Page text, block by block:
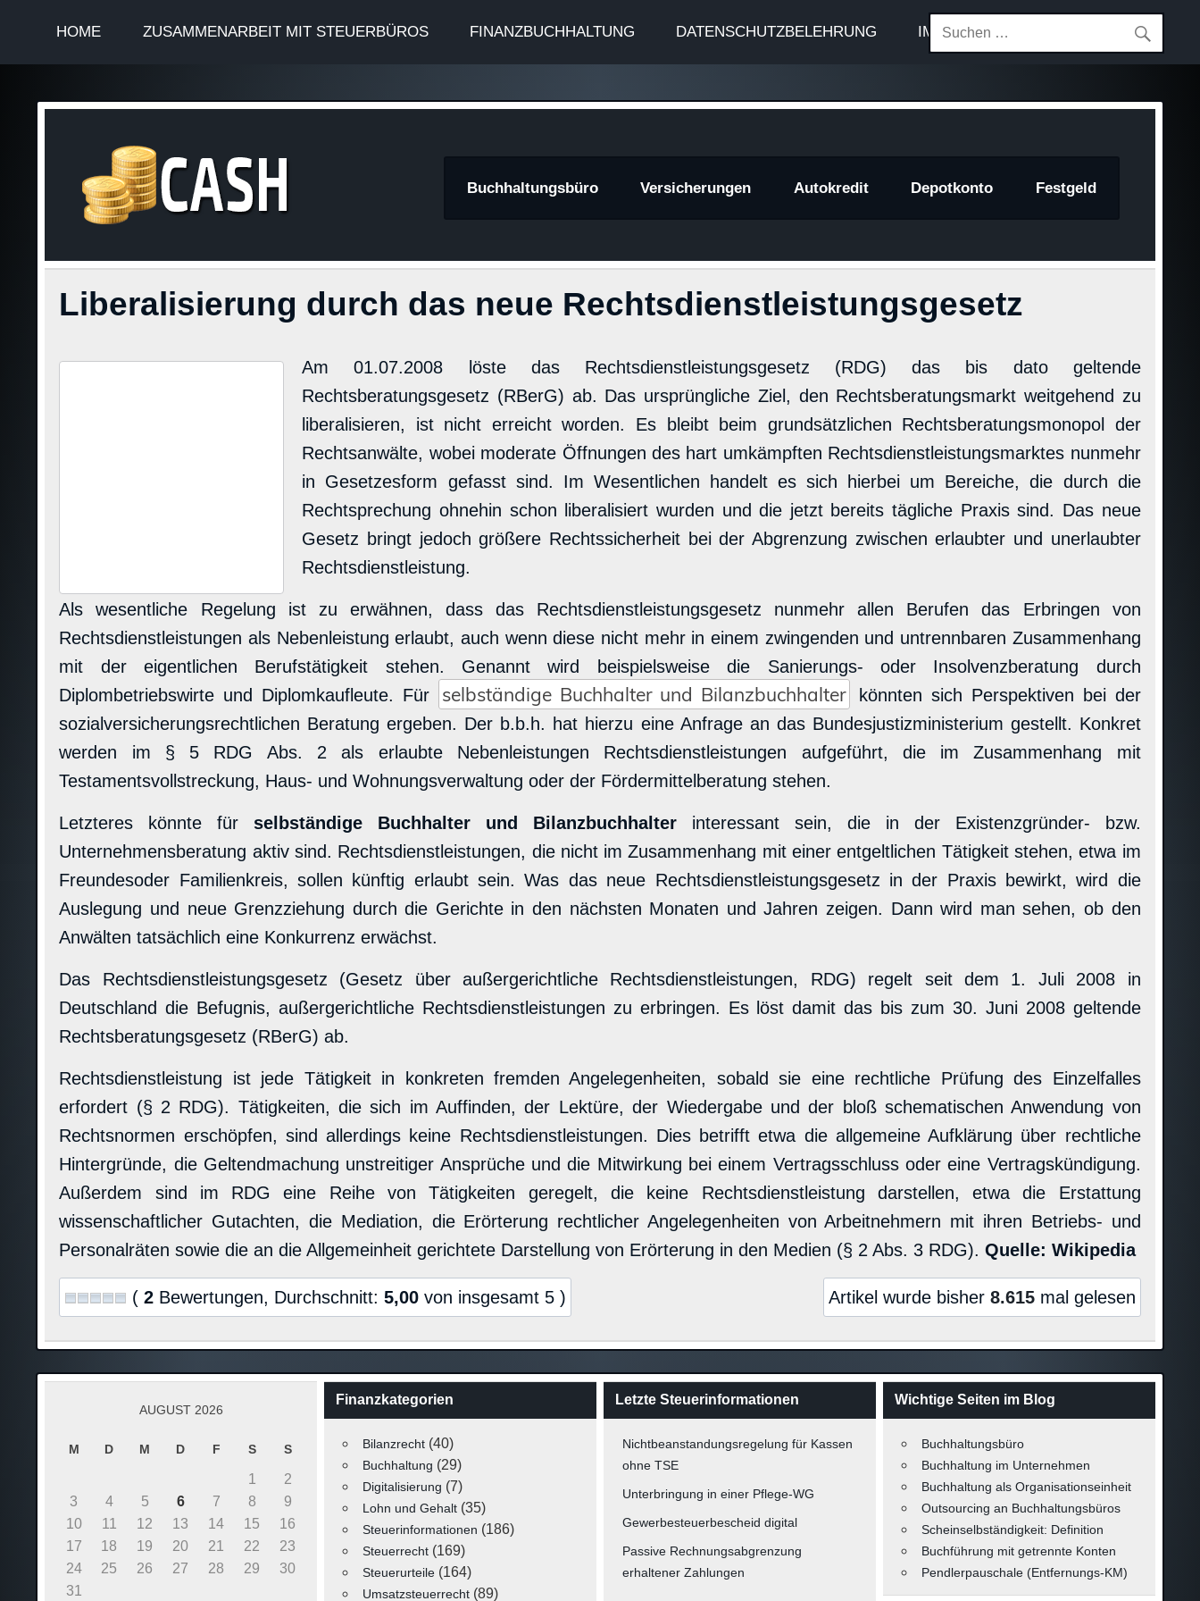
HOME ZUSAMMENARBEIT MIT STEUERBÜROS FINANZBUCHHALTUNG DATENSCHUTZBELEHRUNG IMPRESSUM
Buchhaltungsbüro Versicherungen Autokredit Depotkonto Festgeld
Liberalisierung durch das neue Rechtsdienstleistungsgesetz
Am 01.07.2008 löste das Rechtsdienstleistungsgesetz (RDG) das bis dato geltende
Rechtsberatungsgesetz (RBerG) ab. Das ursprüngliche Ziel, den Rechtsberatungsmarkt weitgehend zu
liberalisieren, ist nicht erreicht worden. Es bleibt beim grundsätzlichen Rechtsberatungsmonopol der
Rechtsanwälte, wobei moderate Öffnungen des hart umkämpften Rechtsdienstleistungsmarktes nunmehr
in Gesetzesform gefasst sind. Im Wesentlichen handelt es sich hierbei um Bereiche, die durch die
Rechtsprechung ohnehin schon liberalisiert wurden und die jetzt bereits tägliche Praxis sind. Das neue
Gesetz bringt jedoch größere Rechtssicherheit bei der Abgrenzung zwischen erlaubter und unerlaubter
Rechtsdienstleistung.
Als wesentliche Regelung ist zu erwähnen, dass das Rechtsdienstleistungsgesetz nunmehr allen Berufen das Erbringen von
Rechtsdienstleistungen als Nebenleistung erlaubt, auch wenn diese nicht mehr in einem zwingenden und untrennbaren Zusammenhang
mit der eigentlichen Berufstätigkeit stehen. Genannt wird beispielsweise die Sanierungs- oder Insolvenzberatung durch
Diplombetriebswirte und Diplomkaufleute. Für
selbständige Buchhalter und Bilanzbuchhalter
könnten sich Perspektiven bei der
sozialversicherungsrechtlichen Beratung ergeben. Der b.b.h. hat hierzu eine Anfrage an das Bundesjustizministerium gestellt. Konkret
werden im § 5 RDG Abs. 2 als erlaubte Nebenleistungen Rechtsdienstleistungen aufgeführt, die im Zusammenhang mit
Testamentsvollstreckung, Haus- und Wohnungsverwaltung oder der Fördermittelberatung stehen.
Letzteres könnte für selbständige Buchhalter und Bilanzbuchhalter interessant sein, die in der Existenzgründer- bzw.
Unternehmensberatung aktiv sind. Rechtsdienstleistungen, die nicht im Zusammenhang mit einer entgeltlichen Tätigkeit stehen, etwa im
Freundesoder Familienkreis, sollen künftig erlaubt sein. Was das neue Rechtsdienstleistungsgesetz in der Praxis bewirkt, wird die
Auslegung und neue Grenzziehung durch die Gerichte in den nächsten Monaten und Jahren zeigen. Dann wird man sehen, ob den
Anwälten tatsächlich eine Konkurrenz erwächst.
Das Rechtsdienstleistungsgesetz (Gesetz über außergerichtliche Rechtsdienstleistungen, RDG) regelt seit dem 1. Juli 2008 in
Deutschland die Befugnis, außergerichtliche Rechtsdienstleistungen zu erbringen. Es löst damit das bis zum 30. Juni 2008 geltende
Rechtsberatungsgesetz (RBerG) ab.
Rechtsdienstleistung ist jede Tätigkeit in konkreten fremden Angelegenheiten, sobald sie eine rechtliche Prüfung des Einzelfalles
erfordert (§ 2 RDG). Tätigkeiten, die sich im Auffinden, der Lektüre, der Wiedergabe und der bloß schematischen Anwendung von
Rechtsnormen erschöpfen, sind allerdings keine Rechtsdienstleistungen. Dies betrifft etwa die allgemeine Aufklärung über rechtliche
Hintergründe, die Geltendmachung unstreitiger Ansprüche und die Mitwirkung bei einem Vertragsschluss oder eine Vertragskündigung.
Außerdem sind im RDG eine Reihe von Tätigkeiten geregelt, die keine Rechtsdienstleistung darstellen, etwa die Erstattung
wissenschaftlicher Gutachten, die Mediation, die Erörterung rechtlicher Angelegenheiten von Arbeitnehmern mit ihren Betriebs- und
Personalräten sowie die an die Allgemeinheit gerichtete Darstellung von Erörterung in den Medien (§ 2 Abs. 3 RDG).Quelle: Wikipedia
(2 Bewertungen, Durchschnitt:5,00 von insgesamt 5 ) Artikel wurde bisher 8.615mal gelesen
AUGUST 2026
M D M D F S S
1
2
3
4 5 6 7 8
9
10
11 12 13 14 15
16
17
18 19 20 21 22
23
24
25 26 27 28 29
30
31
Finanzkategorien
Bilanzrecht(40)
Buchhaltung (29)
Digitalisierung (7)
Lohn und Gehalt(35)
Steuerinformationen (186)
Steuerrecht(169)
Steuerurteile(164)
Umsatzsteuerrecht(89)
Letzte Steuerinformationen
Nichtbeanstandungsregelung für Kassen
ohne TSE
Unterbringung in einer Pflege-WG
Gewerbesteuerbescheid digital
Passive Rechnungsabgrenzung
erhaltener Zahlungen
Wichtige Seiten im Blog
Buchhaltungsbüro
Buchhaltung im Unternehmen
Buchhaltung als Organisationseinheit
Outsourcing an Buchhaltungsbüros
Scheinselbständigkeit: Definition
Buchführung mit getrennte Konten
Pendlerpauschale (Entfernungs-KM)